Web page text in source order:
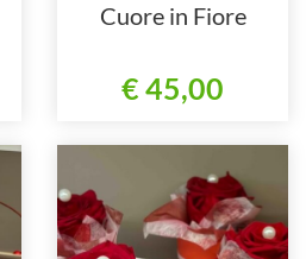
Cuore in Fiore
€ 45,00